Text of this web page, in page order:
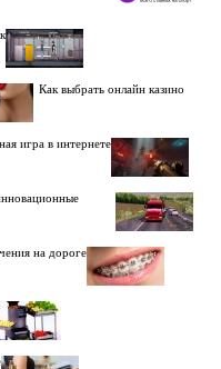
Как выбрать онлайн казино
игра в интернете
на дороге